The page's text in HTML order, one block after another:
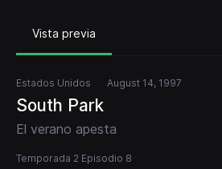
Vista previa
Estados Unidos August 14, 1997
South Park
El verano apesta
Temporada 2 Episodio 8